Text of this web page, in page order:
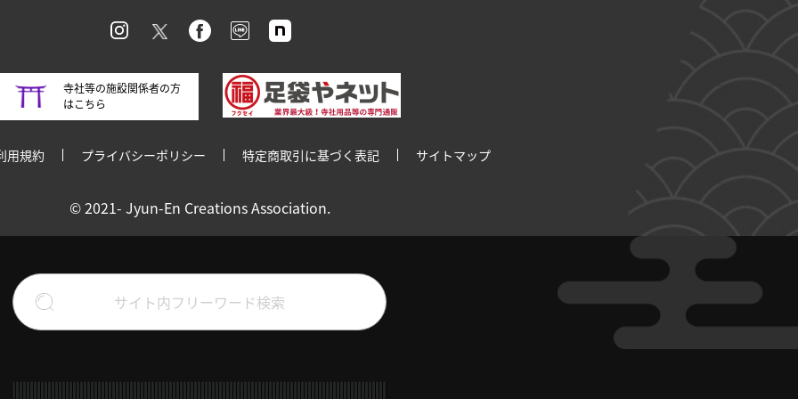
寺社等の施設関係者の方
はこちら
用規約 プライバシーポリシー 特定商取引に基づく表記 サイトマップ
© 2021- Jyun-En Creations Association.